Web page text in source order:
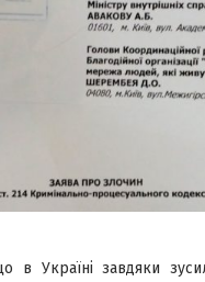
в Україні завдяки